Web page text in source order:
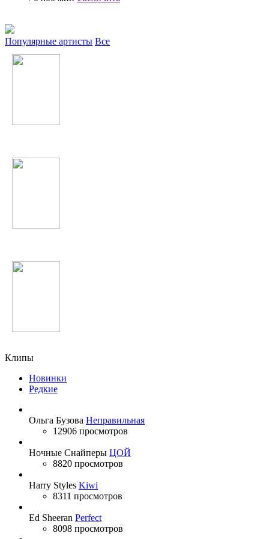
Популярные артисты Все
Клипы
Новинки
Редкие
Ольга Бузова Неправильная
12906 просмотров
Ночные Снайперы ЦОЙ
8820 просмотров
Harry Styles Kiwi
8311 просмотров
Ed Sheeran Perfect
8098 просмотров